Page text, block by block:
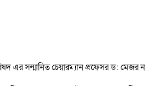
এর সন্মানিত চেয়ারম্যান প্রফেসর ড: